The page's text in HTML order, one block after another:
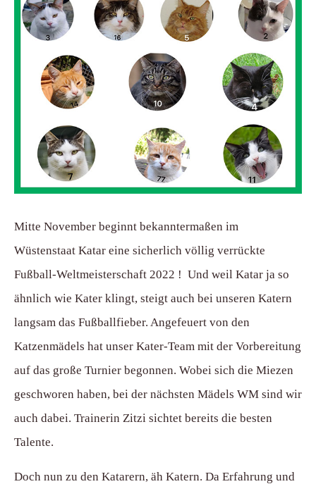
Mitte November beginnt bekanntermaßen im
Wüstenstaat Katar eine sicherlich völlig verrückte
Fußball-Weltmeisterschaft 2022 ! Und weil Katar ja so
ähnlich wie Kater klingt, steigt auch bei unseren Katern
langsam das Fußballfieber. Angefeuert von den
Katzenmädels hat unser Kater-Team mit der Vorbereitung
auf das große Turnier begonnen. Wobei sich die Miezen
geschworen haben, bei der nächsten Mädels WM sind wir
auch dabei. Trainerin Zitzi sichtet bereits die besten
Talente.
Doch nun zu den Katarern, äh Katern. Da Erfahrung und